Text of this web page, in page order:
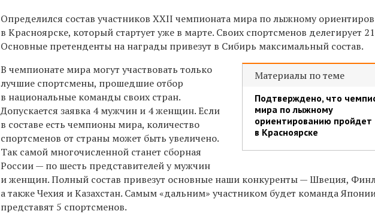
Определился состав участников XXII чемпионата мира по лыжному
в Красноярске, который стартует уже в марте. Своих спортсменов делегирует
Основные претенденты на награды привезут в Сибирь максимальный состав.
Материалы по теме
Подтверждено, что
мира по лыжному
ориентированию пройдет
в Красноярске
В чемпионате мира могут участвовать только
лучшие спортсмены, прошедшие отбор
в национальные команды своих стран.
Допускается заявка 4 мужчин и 4 женщин. Если
в составе есть чемпионы мира, количество
спортсменов от страны может быть увеличено.
Так самой многочисленной станет сборная
России — по шесть представителей у мужчин
и женщин. Полный состав привезут основные наши конкуренты — Швеция,
а также Чехия и Казахстан. Самым «дальним» участником будет команда
представят 5 спортсменов.